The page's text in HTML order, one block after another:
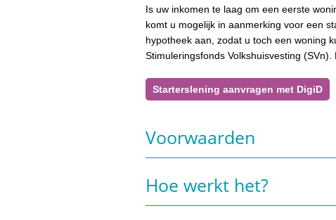
Is uw inkomen te laag om een eerste
komt u mogelijk in aanmerking voor een
hypotheek aan, zodat u toch een woning
Stimuleringsfonds Volkshuisvesting
Starterslening aanvragen met DigiD
Voorwaarden
Hoe werkt het?